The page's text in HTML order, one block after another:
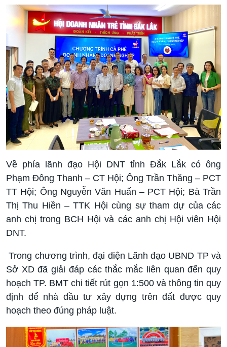
Về phía lãnh đạo Hội DNT tỉnh Đắk Lắk có ông
Phạm Đông Thanh – CT Hội; Ông Trần Thăng – PCT
TT Hội; Ông Nguyễn Văn Huấn – PCT Hội; Bà Trần
Thị Thu Hiền – TTK Hội cùng sự tham dự của các
anh chị trong BCH Hội và các anh chị Hội viên Hội
DNT.
Trong chương trình, đại diện Lãnh đạo UBND TP và
Sở XD đã giải đáp các thắc mắc liên quan đến quy
hoạch TP. BMT chi tiết rút gọn 1:500 và thông tin quy
định để nhà đầu tư xây dựng trên đất được quy
hoạch theo đúng pháp luật.